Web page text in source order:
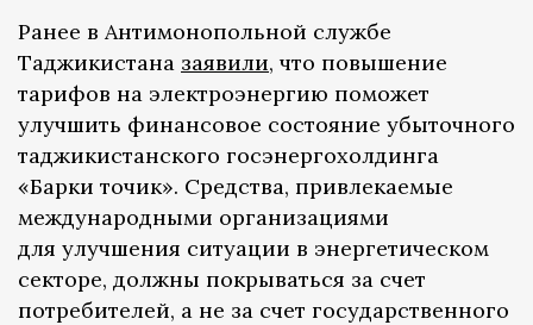
Ранее в Антимонопольной службе
Таджикистана заявили, что повышение
тарифов на электроэнергию поможет
улучшить финансовое состояние убыточного
таджикистанского госэнергохолдинга
«Барки точик». Средства, привлекаемые
международными организациями
для улучшения ситуации в энергетическом
секторе, должны покрываться за счет
потребителей, а не за счет государственного